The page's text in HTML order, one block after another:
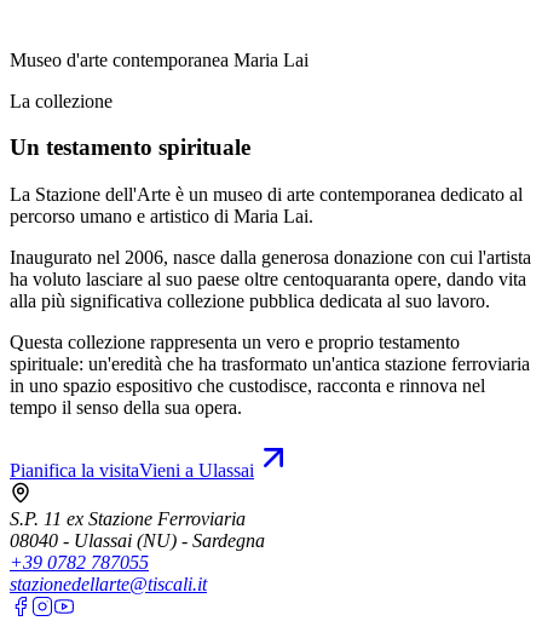
Museo d'arte contemporanea Maria Lai
La collezione
Un testamento spirituale
La Stazione dell'Arte è un museo di arte contemporanea dedicato al
percorso umano e artistico di Maria Lai.
Inaugurato nel 2006, nasce dalla generosa donazione con cui l'artista
ha voluto lasciare al suo paese oltre centoquaranta opere, dando vita
alla più significativa collezione pubblica dedicata al suo lavoro.
Questa collezione rappresenta un vero e proprio testamento
spirituale: un'eredità che ha trasformato un'antica stazione ferroviaria
in uno spazio espositivo che custodisce, racconta e rinnova nel
tempo il senso della sua opera.
Pianifica la visitaVieni a Ulassai
S.P. 11 ex Stazione Ferroviaria
08040 - Ulassai (NU) - Sardegna
+39 0782 787055
stazionedellarte@tiscali.it